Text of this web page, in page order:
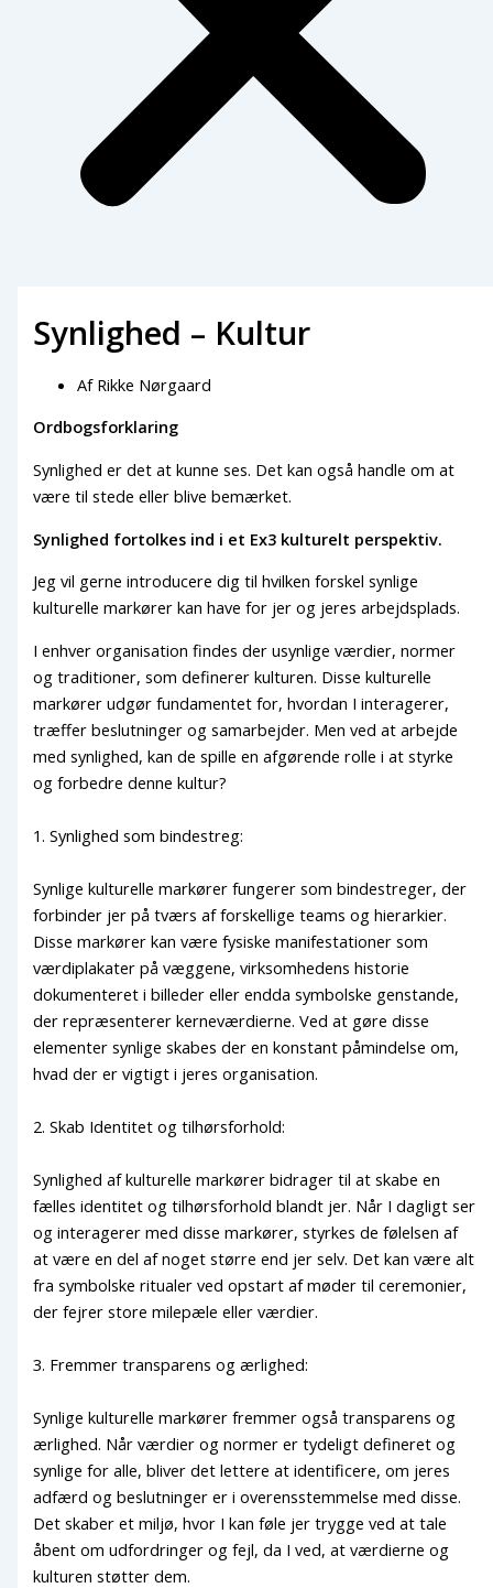
Synlighed – Kultur
AfRikke Nørgaard
Ordbogsforklaring
Synlighed er det at kunne ses. Det kan også handle om at
være til stede eller blive bemærket.
Synlighed fortolkes ind i et Ex3 kulturelt perspektiv.
Jeg vil gerne introducere dig til hvilken forskel synlige
kulturelle markører kan have for jer og jeres arbejdsplads.
I enhver organisation findes der usynlige værdier, normer
og traditioner, som definerer kulturen. Disse kulturelle
markører udgør fundamentet for, hvordan I interagerer,
træffer beslutninger og samarbejder. Men ved at arbejde
med synlighed, kan de spille en afgørende rolle i at styrke
og forbedre denne kultur?
1. Synlighed som bindestreg:
Synlige kulturelle markører fungerer som bindestreger, der
forbinder jer på tværs af forskellige teams og hierarkier.
Disse markører kan være fysiske manifestationer som
værdiplakater på væggene, virksomhedens historie
dokumenteret i billeder eller endda symbolske genstande,
der repræsenterer kerneværdierne. Ved at gøre disse
elementer synlige skabes der en konstant påmindelse om,
hvad der er vigtigt i jeres organisation.
2. Skab Identitet og tilhørsforhold:
Synlighed af kulturelle markører bidrager til at skabe en
fælles identitet og tilhørsforhold blandt jer. Når I dagligt ser
og interagerer med disse markører, styrkes de følelsen af
at være en del af noget større end jer selv. Det kan være alt
fra symbolske ritualer ved opstart af møder til ceremonier,
der fejrer store milepæle eller værdier.
3. Fremmer transparens og ærlighed:
Synlige kulturelle markører fremmer også transparens og
ærlighed. Når værdier og normer er tydeligt defineret og
synlige for alle, bliver det lettere at identificere, om jeres
adfærd og beslutninger er i overensstemmelse med disse.
Det skaber et miljø, hvor I kan føle jer trygge ved at tale
åbent om udfordringer og fejl, da I ved, at værdierne og
kulturen støtter dem.